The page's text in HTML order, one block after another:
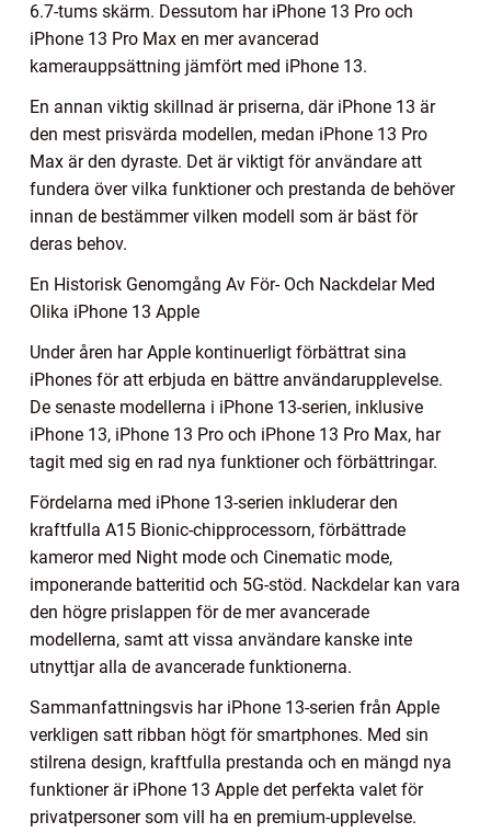
6.7-tums skärm. Dessutom har iPhone 13 Pro och
iPhone 13 Pro Max en mer avancerad
kamerauppsättning jämfört med iPhone 13.
En annan viktig skillnad är priserna, där iPhone 13 är
den mest prisvärda modellen, medan iPhone 13 Pro
Max är den dyraste. Det är viktigt för användare att
fundera över vilka funktioner och prestanda de behöver
innan de bestämmer vilken modell som är bäst för
deras behov.
En Historisk Genomgång Av För- Och Nackdelar Med
Olika iPhone 13 Apple
Under åren har Apple kontinuerligt förbättrat sina
iPhones för att erbjuda en bättre användarupplevelse.
De senaste modellerna i iPhone 13-serien, inklusive
iPhone 13, iPhone 13 Pro och iPhone 13 Pro Max, har
tagit med sig en rad nya funktioner och förbättringar.
Fördelarna med iPhone 13-serien inkluderar den
kraftfulla A15 Bionic-chipprocessorn, förbättrade
kameror med Night mode och Cinematic mode,
imponerande batteritid och 5G-stöd. Nackdelar kan vara
den högre prislappen för de mer avancerade
modellerna, samt att vissa användare kanske inte
utnyttjar alla de avancerade funktionerna.
Sammanfattningsvis har iPhone 13-serien från Apple
verkligen satt ribban högt för smartphones. Med sin
stilrena design, kraftfulla prestanda och en mängd nya
funktioner är iPhone 13 Apple det perfekta valet för
privatpersoner som vill ha en premium-upplevelse.